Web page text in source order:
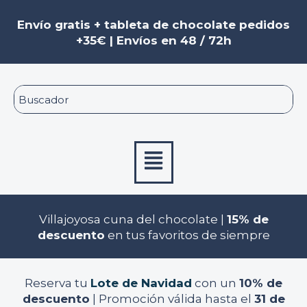
Envío gratis + tableta de chocolate pedidos
+35€ | Envíos en 48 / 72h
Menú
Villajoyosa cuna del chocolate | 15% de
descuento en tus favoritos de siempre
Reserva tu Lote de Navidad con un 10% de
descuento | Promoción válida hasta el 31 de
de